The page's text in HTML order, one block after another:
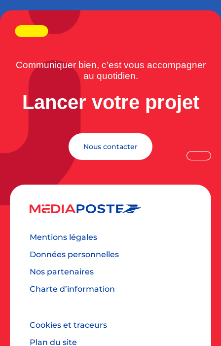
Téléphone
Message
J’accepte d'être contacté par MEDIAPOSTE pour
Communiquer bien, c’est vous accompagner
au quotidien.
Lancer votre projet
Nous contacter
Mentions légales
Données personnelles
Nos partenaires
Charte d’information
Cookies et traceurs
Plan du site